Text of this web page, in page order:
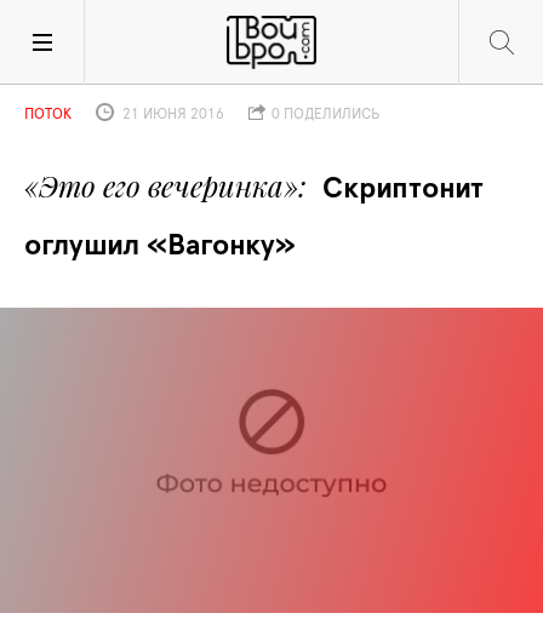
«Это его вечеринка»
Скриптонит
оглушил «Вагонку»
ПОТОК 21 ИЮНЯ 2016 0 ПОДЕЛИЛИСЬ